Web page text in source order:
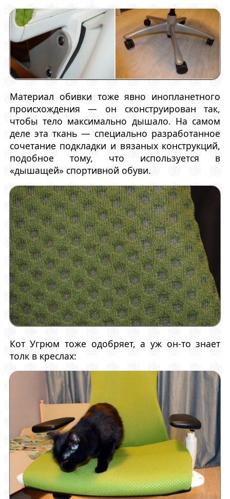
Материал обивки тоже явно инопланетного
происхождения — он сконструирован так,
чтобы тело максимально дышало. На самом
деле эта ткань — специально разработанное
сочетание подкладки и вязаных конструкций,
подобное тому, что используется в
«дышащей» спортивной обуви.
Кот Угрюм тоже одобряет, а уж он-то знает
толк в креслах: